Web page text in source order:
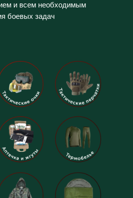
и всем необходимым
боевых задач